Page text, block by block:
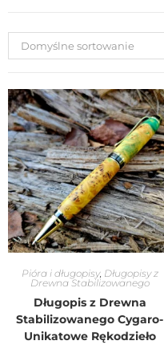
Domyślne sortowanie
Pióra i długopisy, Długopisy z
Drewna Stabilizowanego
Długopis z Drewna
Stabilizowanego Cygaro-
Unikatowe Rękodzieło